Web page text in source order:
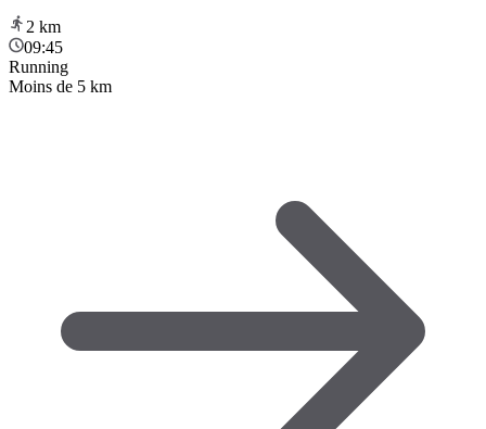
2 km
09:45
Running
Moins de 5 km